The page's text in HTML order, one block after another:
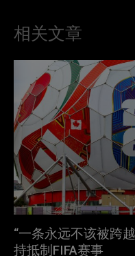
相关文章
“一条永远不该被跨
持抵制FIFA赛事